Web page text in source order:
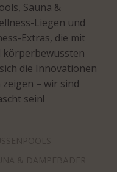
Sauna &
Liegen und
Extras, die mit
körperbewussten
die Innovationen
– wir sind
sein!